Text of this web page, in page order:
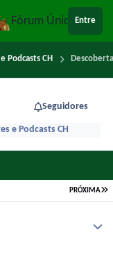
Fórum ÚnicoEntre
Podcasts CH
Seguidores
e Podcasts CH
PRÓXIMA